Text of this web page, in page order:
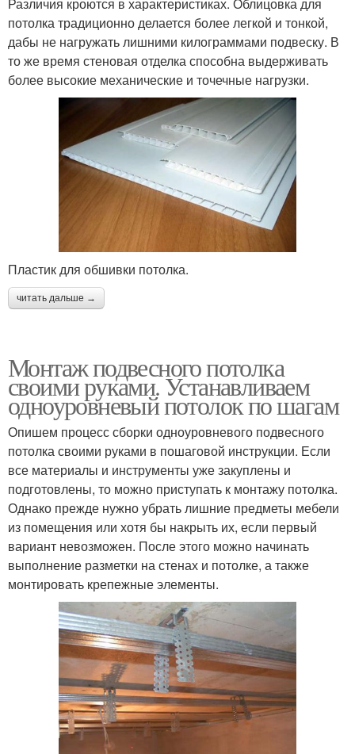
потолка традиционно делается более легкой и тонкой,
дабы не нагружать лишними килограммами подвеску. В
то же время стеновая отделка способна выдерживать
более высокие механические и точечные нагрузки.
Пластик для обшивки потолка.
читать дальше →
Монтаж подвесного потолка
своими руками. Устанавливаем
одноуровневый потолок по шагам
Опишем процесс сборки одноуровневого подвесного
потолка своими руками в пошаговой инструкции. Если
все материалы и инструменты уже закуплены и
подготовлены, то можно приступать к монтажу потолка.
Однако прежде нужно убрать лишние предметы мебели
из помещения или хотя бы накрыть их, если первый
вариант невозможен. После этого можно начинать
выполнение разметки на стенах и потолке, а также
монтировать крепежные элементы.